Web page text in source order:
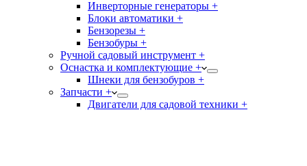
Инверторные генераторы +
Блоки автоматики +
Бензорезы +
Бензобуры +
Ручной садовый инструмент +
Оснастка и комплектующие +
Шнеки для бензобуров +
Запчасти +
Двигатели для садовой техники +